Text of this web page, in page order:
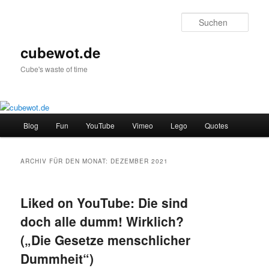
cubewot.de
Cube's waste of time
Blog Fun YouTube Vimeo Lego Quotes
ARCHIV FÜR DEN MONAT: DEZEMBER 2021
Liked on YouTube: Die sind
doch alle dumm! Wirklich?
(„Die Gesetze menschlicher
Dummheit“)